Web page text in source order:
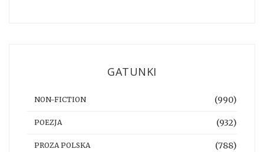
GATUNKI
NON-FICTION (990)
POEZJA (932)
PROZA POLSKA (788)